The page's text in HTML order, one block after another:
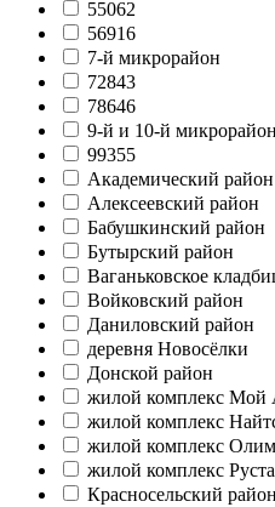
55062
56916
7-й микрорайон
72843
78646
9-й и 10-й
99355
Академический район
Алексеевский район
Бабушкинский район
Бутырский район
Ваганьковское
Войковский район
Даниловский район
деревня Новосёлки
Донской район
жилой комплекс Мой
жилой комплекс
жилой комплекс
жилой комплекс
Красносельский район